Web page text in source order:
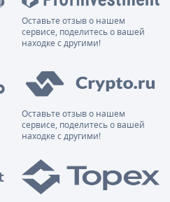
Оставьте отзыв о нашем
сервисе, поделитесь о вашей
находке с другими!
Оставьте отзыв о нашем
сервисе, поделитесь о вашей
находке с другими!